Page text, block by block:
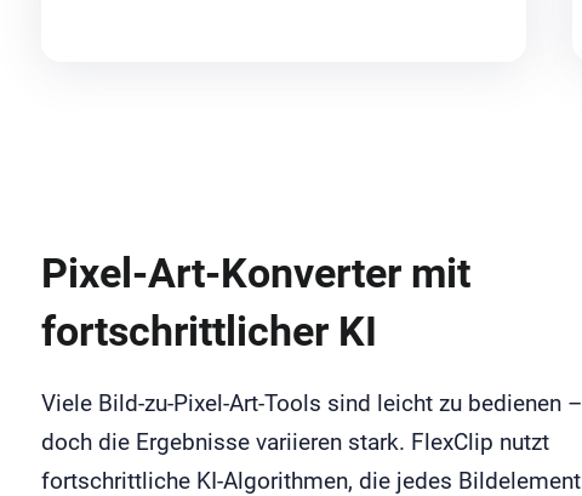
Pixel-Art-Konverter mit
fortschrittlicher KI
Viele Bild-zu-Pixel-Art-Tools sind leicht zu bedienen –
doch die Ergebnisse variieren stark. FlexClip nutzt
fortschrittliche KI-Algorithmen, die jedes Bildelement